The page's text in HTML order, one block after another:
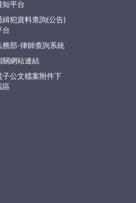
知平台
緝犯資料查詢(公告)
台
務部-律師查詢系統
關網站連結
子公文檔案附件下
區